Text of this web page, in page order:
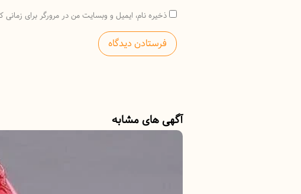
ذخیره نام، ایمیل و وبسایت من در مرورگر برای
آگهی های مشابه